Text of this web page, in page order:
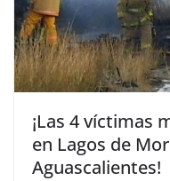
¡Las 4 víctimas
en Lagos de
Aguascalientes!